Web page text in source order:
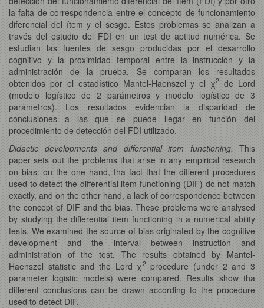
la falta de correspondencia entre el concepto de funcionamiento
diferencial del ítem y el sesgo. Estos problemas se analizan a
través del estudio del FDI en un test de aptitud numérica. Se
estudian las fuentes de sesgo producidas por el desarrollo
cognitivo y la proximidad temporal entre la instrucción y la
administración de la prueba. Se comparan los resultados
obtenidos por el estadístico Mantel-Haenszel y el χ2 de Lord
(modelo logístico de 2 parámetros y modelo logístico de 3
parámetros). Los resultados evidencian la disparidad de
conclusiones a las que se puede llegar en función del
procedimiento de detección del FDI utilizado.
Didactic developments and differential item functioning. This
paper sets out the problems that arise in any empirical research
on bias: on the one hand, tha fact that the different procedures
used to detect the differential item functioning (DIF) do not match
exactly, and on the other hand, a lack of correspondence between
the concept of DIF and the bias. These problems were analysed
by studying the differential item functioning in a numerical ability
tests. We examined the source of bias originated by the cognitive
development and the interval between instruction and
administration of the test. The results obtained by Mantel-
Haenszel statistic and the Lord χ2procedure (under 2 and 3
parameter logistic models) were compared. Results show tha
different conclusions can be drawn according to the procedure
used to detect DIF.